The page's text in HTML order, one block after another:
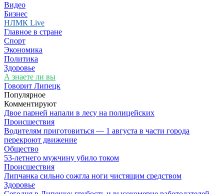
Видео
Бизнес
НЛМК Live
Главное в стране
Спорт
Экономика
Политика
Здоровье
А знаете ли вы
Говорит Липецк
Популярное
Комментируют
Двое парней напали в лесу на полицейских
Происшествия
Водителям приготовиться — 1 августа в части города
перекроют движение
Общество
53-летнего мужчину убило током
Происшествия
Липчанка сильно сожгла ноги чистящим средством
Здоровье